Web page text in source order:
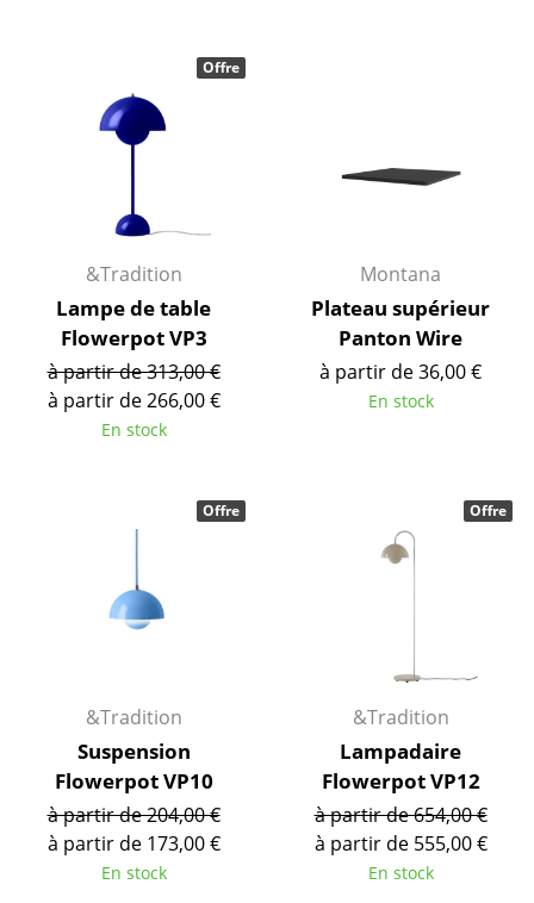
Boîtes de rangement
Couvertures
... voir tous les accessoires
Espaces
Maison
Cuisine & Salle à manger
Chambre enfant
Entrée & Couloir
Salle de Bain
Cellier & Buanderie
Jardin & Balcon
&Tradition
Lampe de table
Flowerpot VP3
à partir de 313,00 €
à partir de 266,00 €
En stock
Offre
Montana
Plateau supérieur
Panton Wire
à partir de 36,00 €
En stock
&Tradition
Suspension
Flowerpot VP10
à partir de 204,00 €
à partir de 173,00 €
En stock
Offre
&Tradition
Lampadaire
Flowerpot VP12
à partir de 654,00 €
à partir de 555,00 €
En stock
Offre